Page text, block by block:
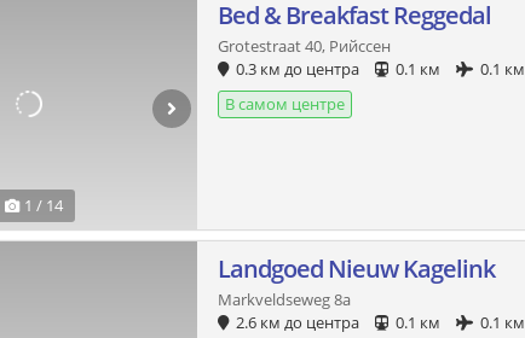
1 / 14
Bed & Breakfast Reggedal
Grotestraat 40, Рийссен
0.3 км до центра
0.1 км
0.1 км
В самом центре
Landgoed Nieuw Kagelink
Markveldseweg 8a
2.6 км до центра
0.1 км 0.1 км